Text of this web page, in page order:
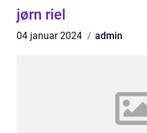
jørn riel
04 januar 2024 admin